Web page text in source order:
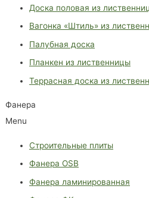
Доска половая из
Вагонка «Штиль» из
Палубная доска
Планкен из лиственницы
Террасная доска из
Фанера
Menu
Строительные плиты
Фанера OSB
Фанера ламинированная